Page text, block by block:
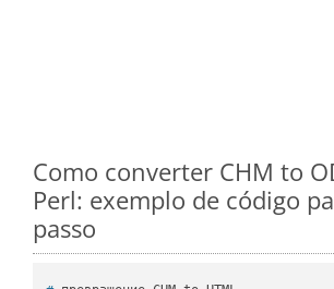
Como converter CHM to
Perl: exemplo de código
passo